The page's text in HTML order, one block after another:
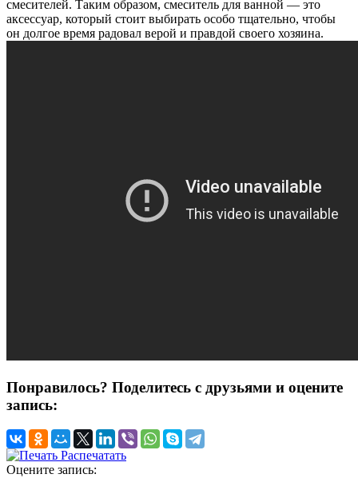
смесителей. Таким образом, смеситель для ванной — это
аксессуар, который стоит выбирать особо тщательно, чтобы
он долгое время радовал верой и правдой своего хозяина.
Понравилось? Поделитесь с друзьями и оцените
запись:
Распечатать
Оцените запись: